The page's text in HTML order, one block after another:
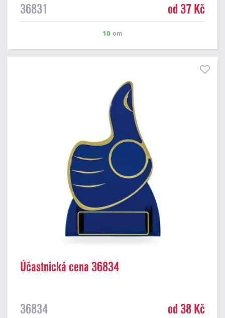
36831 od 37 Kč
10 cm
Účastnická cena 36834
36834 od 38 Kč